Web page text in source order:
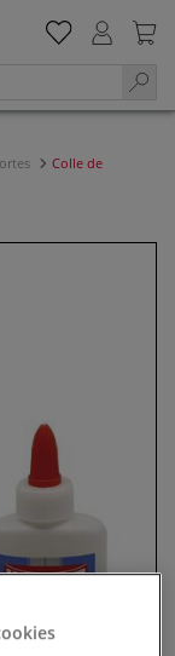
Colle de